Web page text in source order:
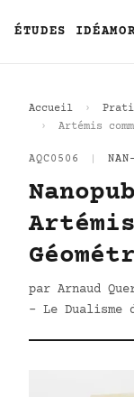
ÉTUDES
Accueil
Artémis
AQC0506
par Arnaud
- Le Dualisme